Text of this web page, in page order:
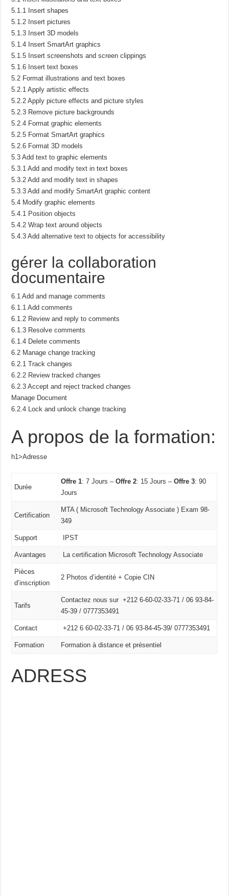
5.1.1 Insert shapes
5.1.2 Insert pictures
5.1.3 Insert 3D models
5.1.4 Insert SmartArt graphics
5.1.5 Insert screenshots and screen clippings
5.1.6 Insert text boxes
5.2 Format illustrations and text boxes
5.2.1 Apply artistic effects
5.2.2 Apply picture effects and picture styles
5.2.3 Remove picture backgrounds
5.2.4 Format graphic elements
5.2.5 Format SmartArt graphics
5.2.6 Format 3D models
5.3 Add text to graphic elements
5.3.1 Add and modify text in text boxes
5.3.2 Add and modify text in shapes
5.3.3 Add and modify SmartArt graphic content
5.4 Modify graphic elements
5.4.1 Position objects
5.4.2 Wrap text around objects
5.4.3 Add alternative text to objects for accessibility
gérer la collaboration
documentaire
6.1 Add and manage comments
6.1.1 Add comments
6.1.2 Review and reply to comments
6.1.3 Resolve comments
6.1.4 Delete comments
6.2 Manage change tracking
6.2.1 Track changes
6.2.2 Review tracked changes
6.2.3 Accept and reject tracked changes
Manage Document
6.2.4 Lock and unlock change tracking
A propos de la formation:
h1>Adresse
Durée
Offre 1: 7 Jours –Offre 2: 15 Jours –Offre 3: 90
Jours
Certification
MTA ( Microsoft Technology Associate ) Exam 98-
349
Support IPST
Avantages La certification Microsoft Technology Associate
Pièces
d’inscription
2 Photos d’identité + Copie CIN
Tarifs
Contactez nous sur +212 6-60-02-33-71 / 06 93-84-
45-39 / 0777353491
Contact +212 6 60-02-33-71 / 06 93-84-45-39/ 0777353491
Formation Formation à distance et présentiel
ADRESS